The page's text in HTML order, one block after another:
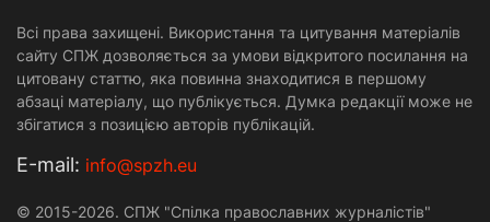
Всі права захищені. Використання та цитування матеріалів
сайту СПЖ дозволяється за умови відкритого посилання на
цитовану статтю, яка повинна знаходитися в першому
абзаці матеріалу, що публікується. Думка редакції може не
збігатися з позицією авторів публікацій.
Е-mail: info@spzh.eu
© 2015-2026. СПЖ "Спілка православних журналістів"